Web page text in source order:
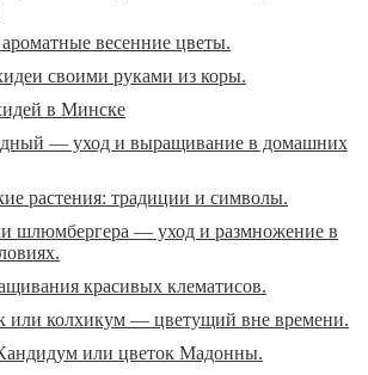
весенние цветы.
своими руками из коры.
в Минске
— уход и выращивание в домашних
растения: традиции и символы.
шлюмбергера — уход и размножение в
красивых клематисов.
или колхикум — цветущий вне времени.
или цветок Мадонны.